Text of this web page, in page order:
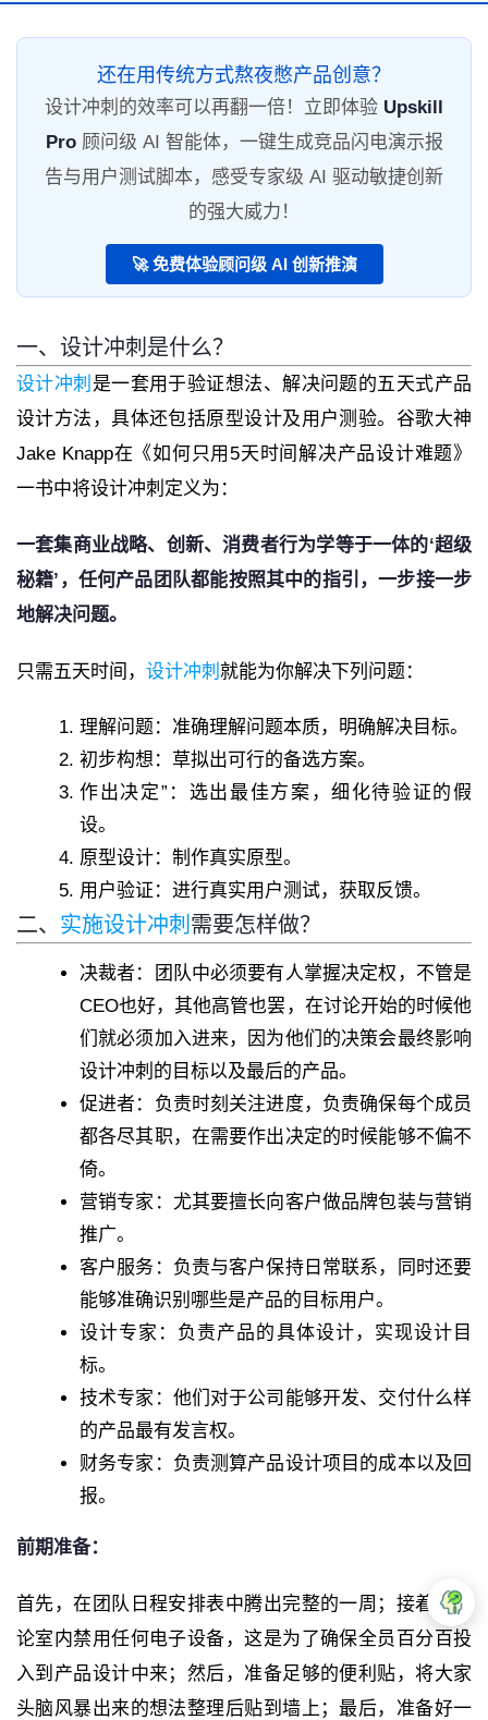
还在用传统方式熬夜憋产品创意？
设计冲刺的效率可以再翻一倍！立即体验 Upskill
Pro顾问级 AI 智能体，一键生成竞品闪电演示报
告与用户测试脚本，感受专家级 AI 驱动敏捷创新
的强大威力！
🚀 免费体验顾问级 AI 创新推演
一、设计冲刺是什么？
设计冲刺 是一套用于验证想法、解决问题的五天式产品
设计方法，具体还包括原型设计及用户测验。谷歌大神
Jake Knapp在《如何只用5天时间解决产品设计难题》
一书中将设计冲刺定义为：
一套集商业战略、创新、消费者行为学等于一体的‘超级
秘籍’，任何产品团队都能按照其中的指引，一步接一步
地解决问题。
只需五天时间， 设计冲刺 就能为你解决下列问题：
理解问题：准确理解问题本质，明确解决目标。
初步构想：草拟出可行的备选方案。
作出决定”：选出最佳方案，细化待验证的假
设。
原型设计：制作真实原型。
用户验证：进行真实用户测试，获取反馈。
二、 实施设计冲刺 需要怎样做？
决裁者：团队中必须要有人掌握决定权，不管是
CEO也好，其他高管也罢，在讨论开始的时候他
们就必须加入进来，因为他们的决策会最终影响
设计冲刺的目标以及最后的产品。
促进者：负责时刻关注进度，负责确保每个成员
都各尽其职，在需要作出决定的时候能够不偏不
倚。
营销专家：尤其要擅长向客户做品牌包装与营销
推广。
客户服务：负责与客户保持日常联系，同时还要
能够准确识别哪些是产品的目标用户。
设计专家：负责产品的具体设计，实现设计目
标。
技术专家：他们对于公司能够开发、交付什么样
的产品最有发言权。
财务专家：负责测算产品设计项目的成本以及回
报。
前期准备：
首先，在团队日程安排表中腾出完整的一周；接着，讨
论室内禁用任何电子设备，这是为了确保全员百分百投
入到产品设计中来；然后，准备足够的便利贴，将大家
头脑风暴出来的想法整理后贴到墙上；最后，准备好一